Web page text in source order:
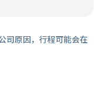
司原因，行程可能会在